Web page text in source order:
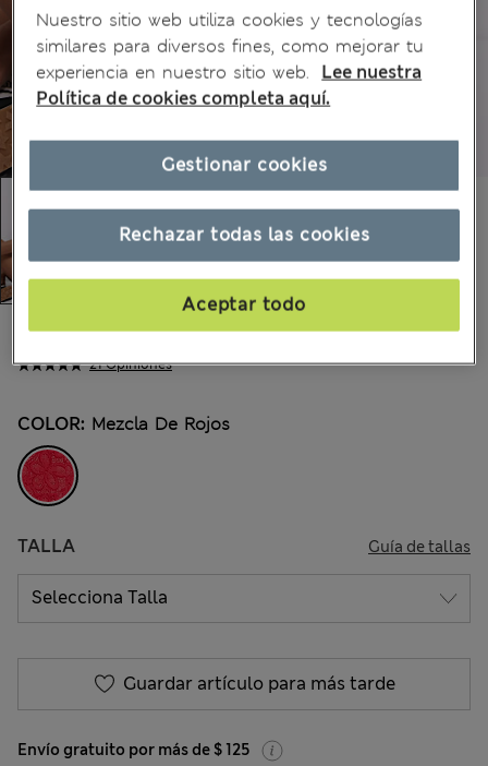
21 Opiniones
$15.99 Todos los precios incluyen impuestos y aranceles
COLOR: Mezcla De Rojos
TALLA Guía de tallas
Guardar artículo para más tarde
Envío gratuito por más de $ 125
Nuestro sitio web utiliza cookies y tecnologías
similares para diversos fines, como mejorar tu
experiencia en nuestro sitio web.
Lee nuestra
Política de cookies completa aquí.
Rechazar todas las cookies
Aceptar todo
Gestionar cookies